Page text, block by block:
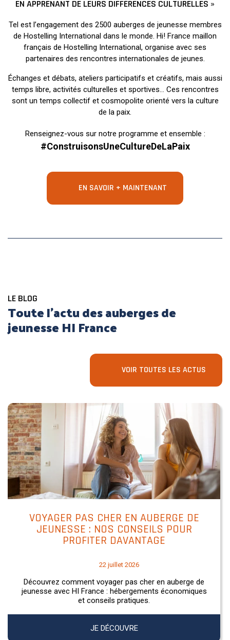
EN APPRENANT DE LEURS DIFFÉRENCES CULTURELLES »
Tel est l’engagement des 2500 auberges de jeunesse membres
de Hostelling International dans le monde. Hi! France maillon
français de Hostelling International, organise avec ses
partenaires des rencontres internationales de jeunes.
Échanges et débats, ateliers participatifs et créatifs, mais aussi
temps libre, activités culturelles et sportives… Ces rencontres
sont un temps collectif et cosmopolite orienté vers la culture
de la paix.
Renseignez-vous sur notre programme et ensemble :
#ConstruisonsUneCultureDeLaPaix
EN SAVOIR + MAINTENANT
LE BLOG
Toute l’actu des auberges de
jeunesse HI France
VOIR TOUTES LES ACTUS
VOYAGER PAS CHER EN AUBERGE DE
JEUNESSE : NOS CONSEILS POUR
PROFITER DAVANTAGE
22 juillet 2026
Découvrez comment voyager pas cher en auberge de
jeunesse avec HI France : hébergements économiques
et conseils pratiques.
JE DÉCOUVRE